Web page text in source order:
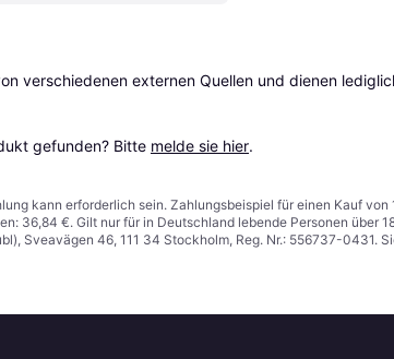
verschiedenen externen Quellen und dienen
gefunden? Bitte melde sie hier.
kann erforderlich sein. Zahlungsbeispiel für einen Kauf
36,84 €. Gilt nur für in Deutschland lebende Personen
Sveavägen 46, 111 34 Stockholm, Reg. Nr.: 556737-0431.